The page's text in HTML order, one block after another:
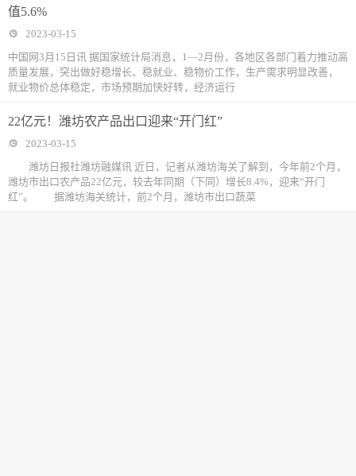
值5.6%
2023-03-15
中国网3月15日讯 据国家统计局消息，1—2月份，各地区各部门着力推动高
质量发展，突出做好稳增长、稳就业、稳物价工作，生产需求明显改善，
就业物价总体稳定，市场预期加快好转，经济运行
22亿元！潍坊农产品出口迎来“开门红”
2023-03-15
潍坊日报社潍坊融媒讯 近日，记者从潍坊海关了解到，今年前2个月，
潍坊市出口农产品22亿元，较去年同期（下同）增长8.4%，迎来“开门
红”。 据潍坊海关统计，前2个月，潍坊市出口蔬菜